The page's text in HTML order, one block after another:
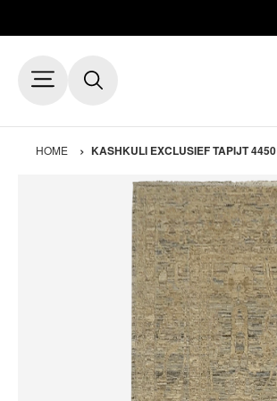
HOME KASHKULI EXCLUSIEF TAPIJT 4450